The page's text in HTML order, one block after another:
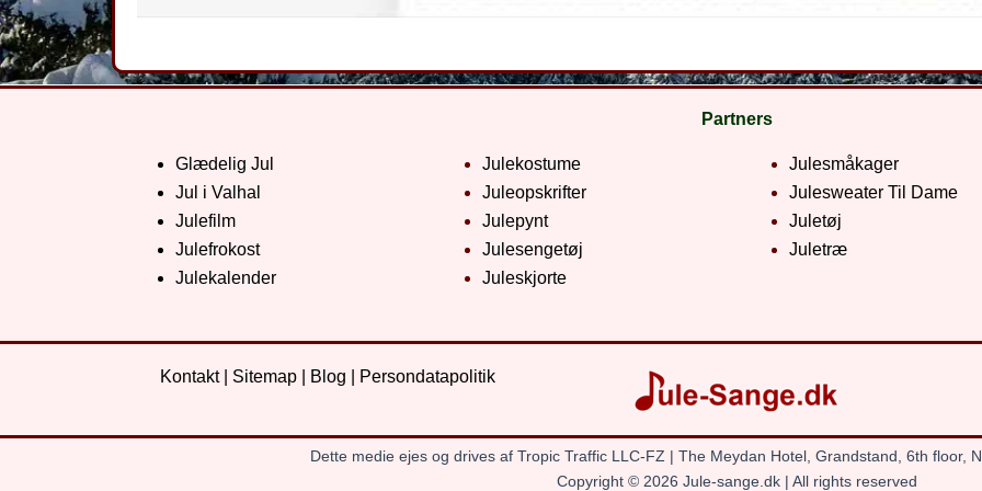
Partners
Glædelig Jul
Jul i Valhal
Julefilm
Julefrokost
Julekalender
Julekostume
Juleopskrifter
Julepynt
Julesengetøj
Juleskjorte
Julesmåkager
Julesweater Til Dame
Juletøj
Juletræ
Kontakt| Sitemap| Blog Persondatapolitik
Dette medie ejes og drives af Tropic Traffic LLC-FZ | The Meydan Hotel, Grandstand, 6th floor,
Copyright © 2026 Jule-sange.dk | All rights reserved